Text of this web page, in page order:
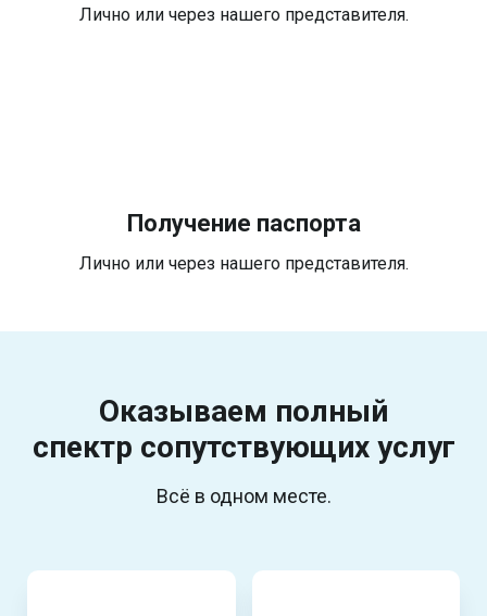
Лично или через нашего представителя.
Получение паспорта
Лично или через нашего представителя.
Оказываем полный
спектр сопутствующих услуг
Всё в одном месте.